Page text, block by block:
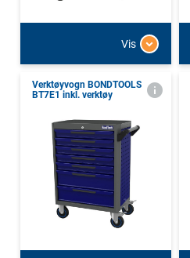
Vis
Verktøyvogn BONDTOOLS
BT7E1 inkl. verktøy